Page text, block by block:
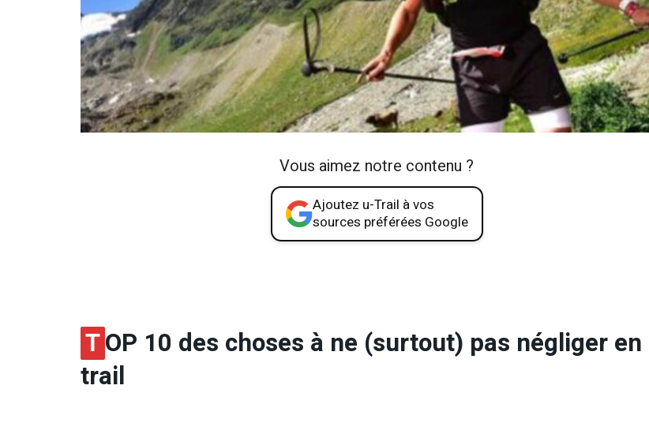
Vous aimez notre contenu ?
Ajoutez u-Trail à vos
sources préférées Google
TOP 10 des choses à ne (surtout) pas négliger en
trail